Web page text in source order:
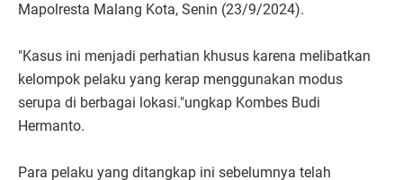
Mapolresta Malang Kota, Senin (23/9/2024).
"Kasus ini menjadi perhatian khusus karena melibatkan
kelompok pelaku yang kerap menggunakan modus
serupa di berbagai lokasi."ungkap Kombes Budi
Hermanto.
Para pelaku yang ditangkap ini sebelumnya telah